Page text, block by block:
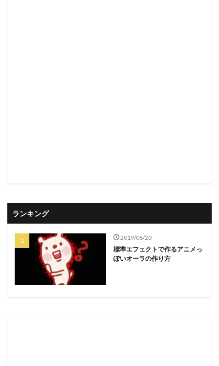
ランキング
2019/08/20
標準エフェクトで作るアニメっ
ぽいオーラの作り方